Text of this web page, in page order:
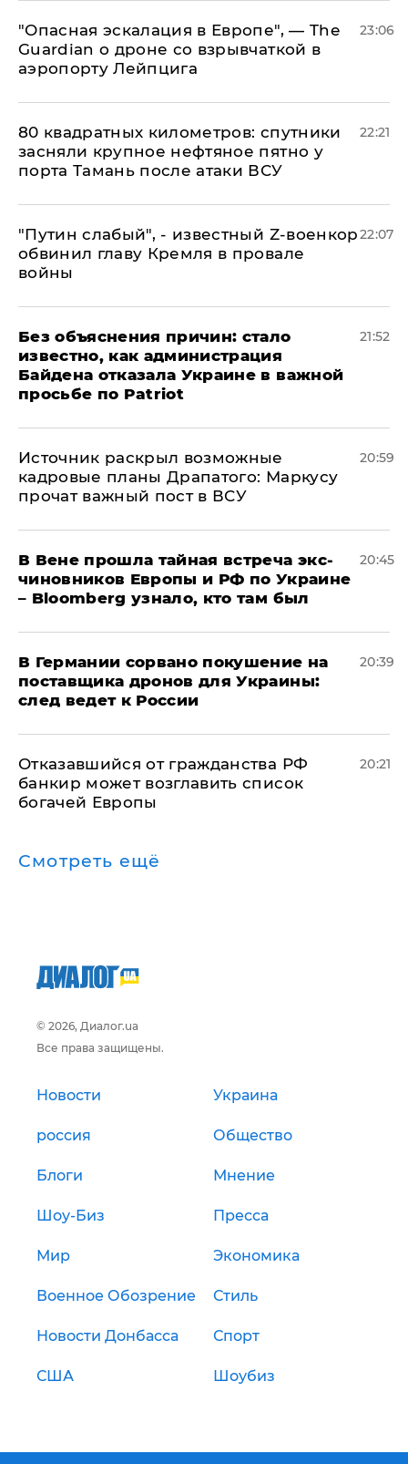
"Опасная эскалация в Европе", — The
Guardian о дроне со взрывчаткой в
аэропорту Лейпцига
23:06
80 квадратных километров: спутники
засняли крупное нефтяное пятно у
порта Тамань после атаки ВСУ
22:21
​"Путин слабый", - известный Z-военкор
обвинил главу Кремля в провале
войны
22:07
Без объяснения причин: стало
известно, как администрация
Байдена отказала Украине в важной
просьбе по Patriot
21:52
​Источник раскрыл возможные
кадровые планы Драпатого: Маркусу
прочат важный пост в ВСУ
20:59
В Вене прошла тайная встреча экс-
чиновников Европы и РФ по Украине
– Bloomberg узнало, кто там был
20:45
​В Германии сорвано покушение на
поставщика дронов для Украины:
след ведет к России
20:39
Отказавшийся от гражданства РФ
банкир может возглавить список
богачей Европы
20:21
Смотреть ещё
© 2026, Диалог.ua
Все права защищены.
Новости Украина
россия Общество
Блоги Мнение
Шоу-Биз Пресса
Мир Экономика
Военное Обозрение Стиль
Новости Донбасса Спорт
США Шоубиз